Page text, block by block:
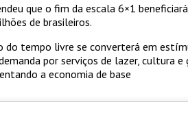
que o fim da escala 6×1
de brasileiros.
do tempo livre se converterá em
por serviços de lazer,
a economia de base